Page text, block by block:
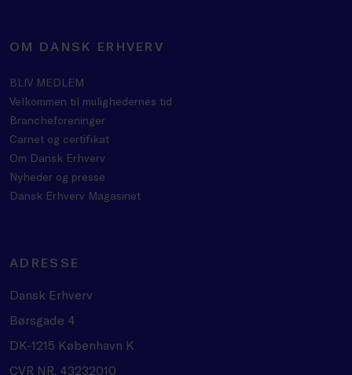
OM DANSK ERHVERV
BLIV MEDLEM
Velkommen til mulighedernes tid
Brancheforeninger
Carnet og certifikat
Om Dansk Erhverv
Nyheder og presse
Dansk Erhverv Magasinet
ADRESSE
Dansk Erhverv
Børsgade 4
DK-1215 København K
CVR NR. 43232010